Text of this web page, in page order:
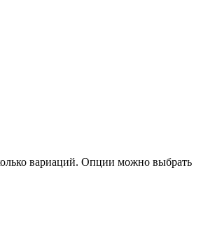
вариаций. Опции можно выбрать